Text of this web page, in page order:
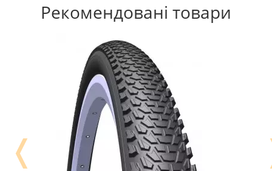
Рекомендовані товари
❬